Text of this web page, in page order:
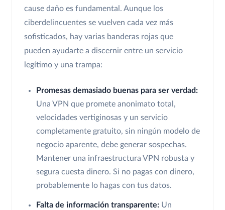
cause daño es fundamental. Aunque los
ciberdelincuentes se vuelven cada vez más
sofisticados, hay varias banderas rojas que
pueden ayudarte a discernir entre un servicio
legítimo y una trampa:
Promesas demasiado buenas para ser verdad:
Una VPN que promete anonimato total,
velocidades vertiginosas y un servicio
completamente gratuito, sin ningún modelo de
negocio aparente, debe generar sospechas.
Mantener una infraestructura VPN robusta y
segura cuesta dinero. Si no pagas con dinero,
probablemente lo hagas con tus datos.
Falta de información transparente: Un